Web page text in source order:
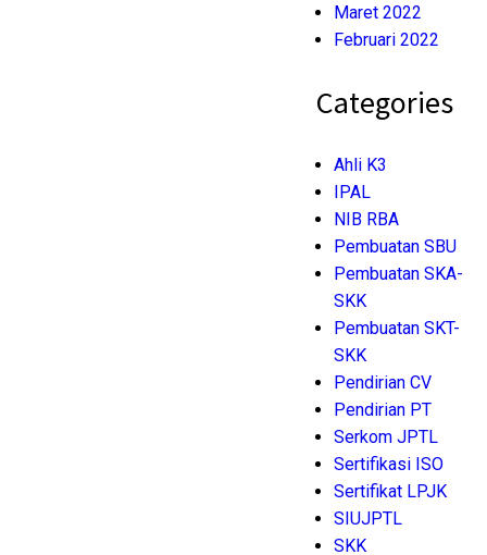
Maret 2022
Februari 2022
Categories
Ahli K3
IPAL
NIB RBA
Pembuatan SBU
Pembuatan SKA-
SKK
Pembuatan SKT-
SKK
Pendirian CV
Pendirian PT
Serkom JPTL
Sertifikasi ISO
Sertifikat LPJK
SIUJPTL
SKK